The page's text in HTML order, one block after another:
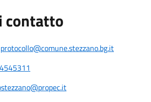
contatto
protocollo@comune.stezzano.bg.it